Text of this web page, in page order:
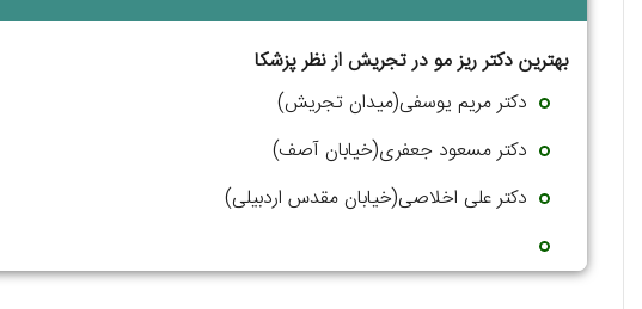
بهترین دکتر ریز مو در تجریش از نظر پزشکا
دکتر مریم یوسفی(میدان تجریش)
دکتر مسعود جعفری(خیابان آصف)
دکتر علی اخلاصی(خیابان مقدس اردبیلی)